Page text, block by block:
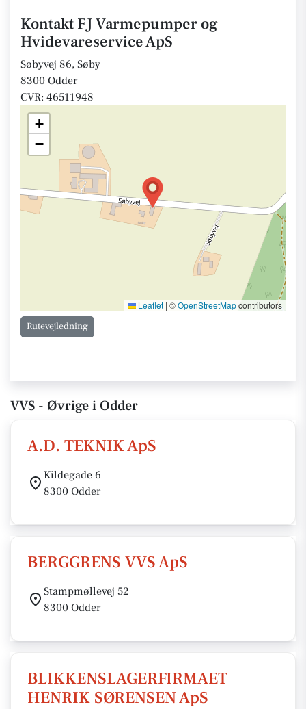
Kontakt FJ Varmepumper og
Hvidevareservice ApS
Søbyvej 86, Søby
8300 Odder
CVR: 46511948
+
−
Leaflet | ©OpenStreetMapcontributors
Rutevejledning
VVS - Øvrige i Odder
A.D. TEKNIK ApS
Kildegade 6
8300 Odder
BERGGRENS VVS ApS
Stampmøllevej 52
8300 Odder
BLIKKENSLAGERFIRMAET
HENRIK SØRENSEN ApS